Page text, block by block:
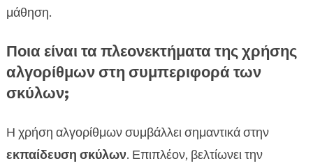
μάθηση.
Ποια είναι τα πλεονεκτήματα της χρήσης
αλγορίθμων στη συμπεριφορά των
σκύλων;
Η χρήση αλγορίθμων συμβάλλει σημαντικά στην
εκπαίδευση σκύλων. Επιπλέον, βελτίωνει την